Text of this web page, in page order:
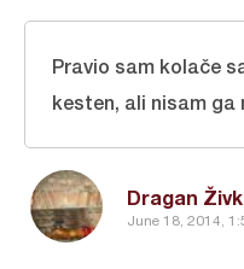
Dragan
June 18, 2014,
Pravio sam kolače
kesten, ali nisam ga